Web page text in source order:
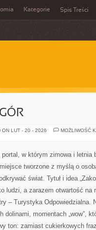
Kategorie Spis Treści
ON LUT - 20 - 2026
MOŻLIWOŚĆ
w którym zimowa i letnia
tworzone z myślą o
świat. Tytuł i idea
ludzi, a zarazem otwartość na
– Turystyka Odpowiedzialna.
dolinami, momentach „wow”,
ton: zamiast cukierkowych